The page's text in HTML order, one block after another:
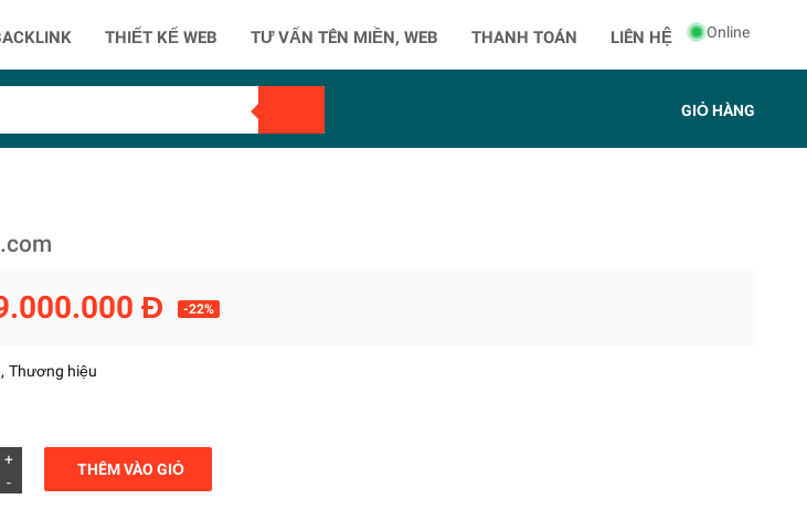
THIẾT KẾ WEB TƯ VẤN TÊN MIỀN, WEB THANH TOÁN LIÊN HỆ Online
GIỎ HÀNG
Đ -22%
Thương hiệu
+
-
THÊM VÀO GIỎ